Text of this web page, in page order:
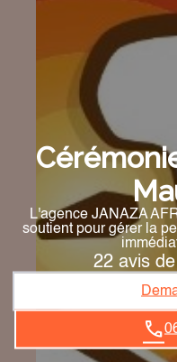
INHUMATION
AGENCE DE SAINT-
AGENCE DU HAVRE
L'agence JANAZA
soutient pour gérer la
22 avis